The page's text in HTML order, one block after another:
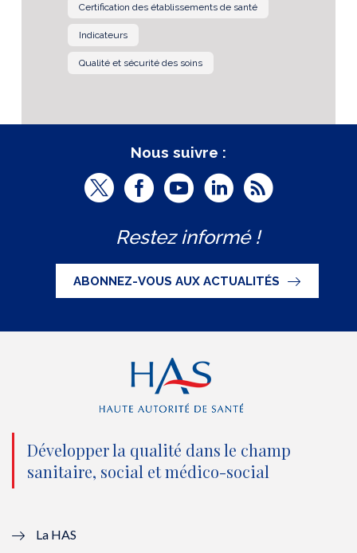
Certification des établissements de santé
Indicateurs
Qualité et sécurité des soins
Nous suivre :
T
i
t
t
e
n
o
u
F
c
e
b
o
o
k
(
n
o
Y
u
t
u
b
e
(
n
o
u
L
n
k
e
d
(
n
o
R
Restez informé !
ABONNEZ-VOUS AUX ACTUALITÉS
Développer la qualité dans le champ
sanitaire, social et médico-social
La HAS